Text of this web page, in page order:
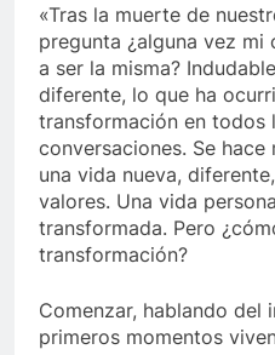
«Tras la muerte de
pregunta ¿alguna vez mi
a ser la misma?
diferente, lo que ha
transformación en todos
conversaciones. Se
una vida nueva,
valores. Una vida
transformada. Pero
transformación?
Comenzar, hablando del
primeros momentos